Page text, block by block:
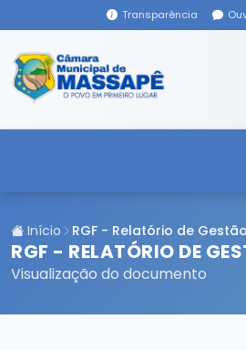
Transparência
Início RGF - Relatório de
RGF - RELATÓRIO DE
Visualização do documento